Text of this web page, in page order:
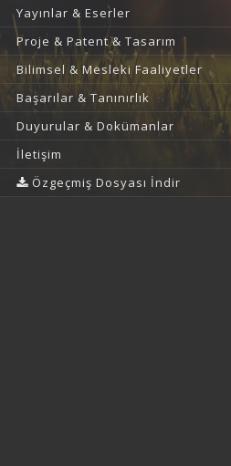
Yayınlar & Eserler
Proje & Patent & Tasarım
Bilimsel & Mesleki Faaliyetler
Başarılar & Tanınırlık
Duyurular & Dokümanlar
İletişim
Özgeçmiş Dosyası İndir